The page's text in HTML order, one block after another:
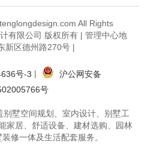
All Rights
有限公司 版权所有 | 管理中心地
新区德州路270号 |
号-3 |
沪公网安备
号
墅空间规划、室内设计、别墅工
家居、舒适设备、建材选购、园林
修一体及生活配套服务。